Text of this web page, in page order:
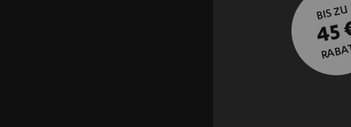
BIS ZU
45